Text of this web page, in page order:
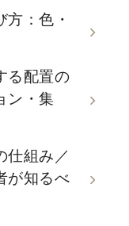
：色・
る配置の
ン・集
仕組み／
が知るべ